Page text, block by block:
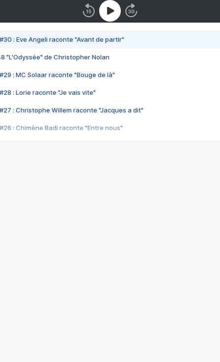
#30 : Eve Angeli raconte "Avant de partir"
"L'Odyssée" de Christopher Nolan
#29 : MC Solaar raconte "Bouge de là"
#28 : Lorie raconte "Je vais vite"
#27 : Christophe Willem raconte "Jacques a dit"
#26 : Chimène Badi raconte "Entre nous"